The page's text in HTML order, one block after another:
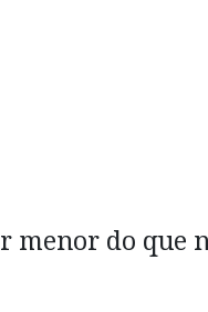
menor do que